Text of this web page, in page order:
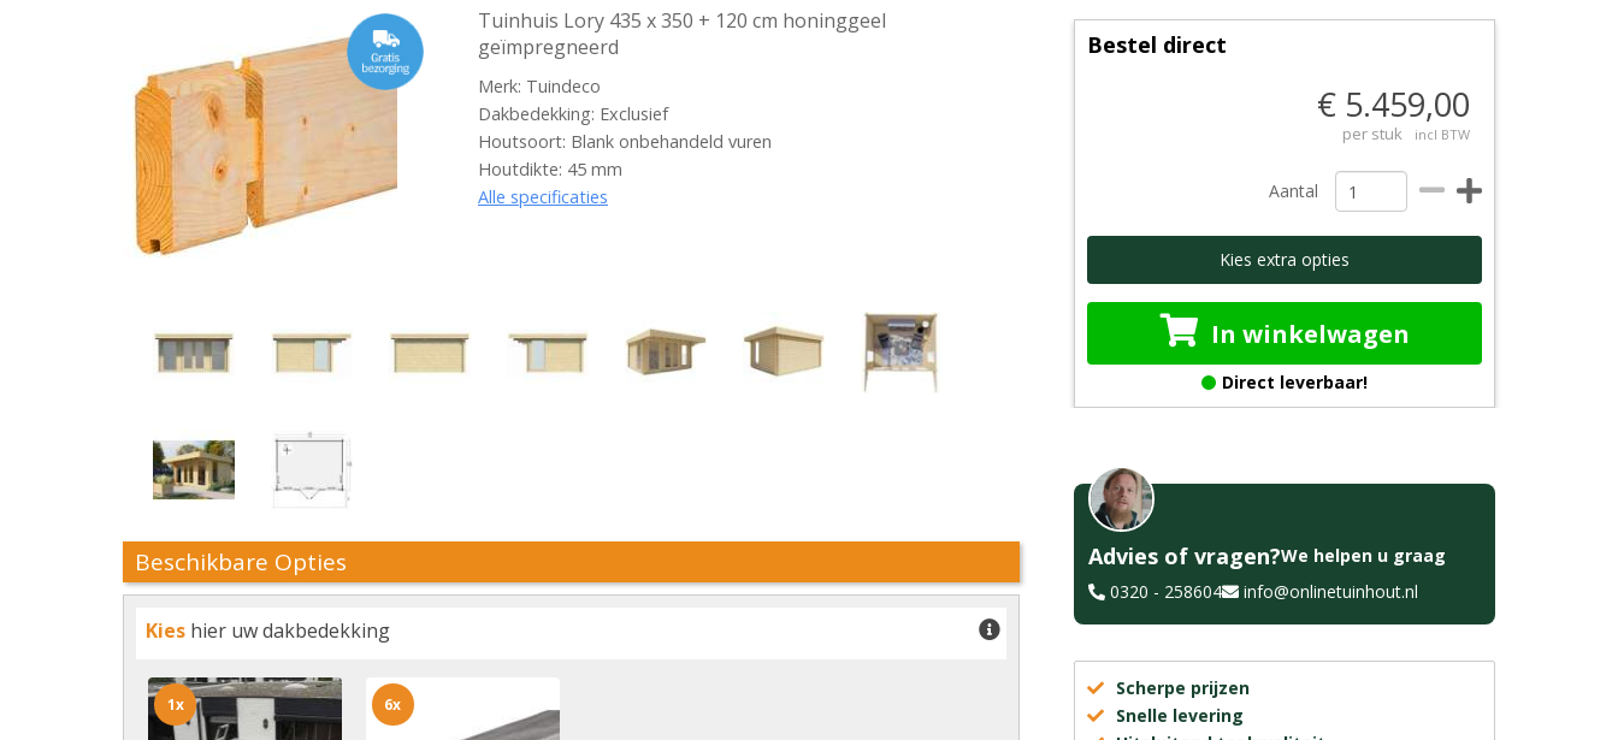
Tuinhuis Lory 435 x 350 + 120 cm honinggeel
geïmpregneerd
Merk: Tuindeco
Dakbedekking: Exclusief
Houtsoort: Blank onbehandeld vuren
Houtdikte: 45 mm
Alle specificaties
Beschikbare Opties
Kies hier uw dakbedekking
1x 6x
Bestel direct
€ 5.459,00
per stuk incl BTW
Aantal
Kies extra opties
In winkelwagen
Direct leverbaar!
Advies of vragen?We helpen u graag
0320 - 258604
info@onlinetuinhout.nl
Scherpe prijzen
Snelle levering